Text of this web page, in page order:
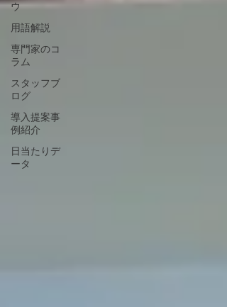
ウ
用語解説
専門家のコ
ラム
スタッフブ
ログ
導入提案事
例紹介
日当たりデ
ータ